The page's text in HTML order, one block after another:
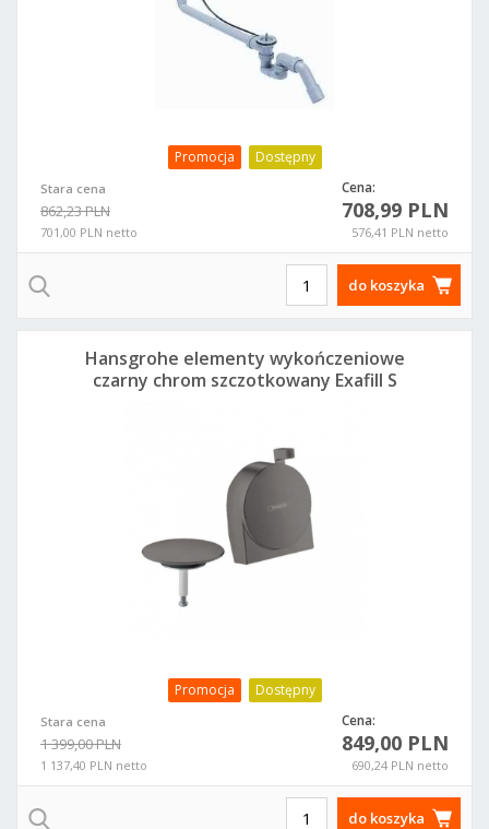
Promocja Dostępny
Stara cena
862,23 PLN
701,00 PLN netto
Cena:
708,99 PLN
576,41 PLN netto
do koszyka
Promocja Dostępny
Stara cena
1 399,00 PLN
1 137,40 PLN netto
Cena:
849,00 PLN
690,24 PLN netto
Hansgrohe elementy wykończeniowe
czarny chrom szczotkowany Exafill S
do koszyka